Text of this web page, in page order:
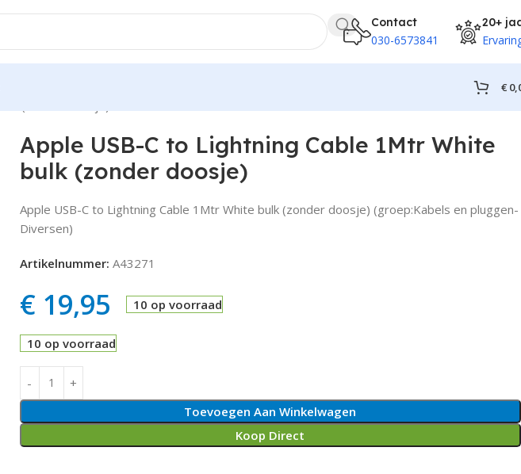
Contact
030-6573841
20+
€
Apple USB-C to Lightning Cable 1Mtr White
bulk (zonder doosje)
Apple USB-C to Lightning Cable 1Mtr White bulk (zonder doosje) (groep:Kabels en pluggen-
Diversen)
Artikelnummer: A43271
€19,95 10 op voorraad
10 op voorraad
Toevoegen Aan Winkelwagen
Koop Direct